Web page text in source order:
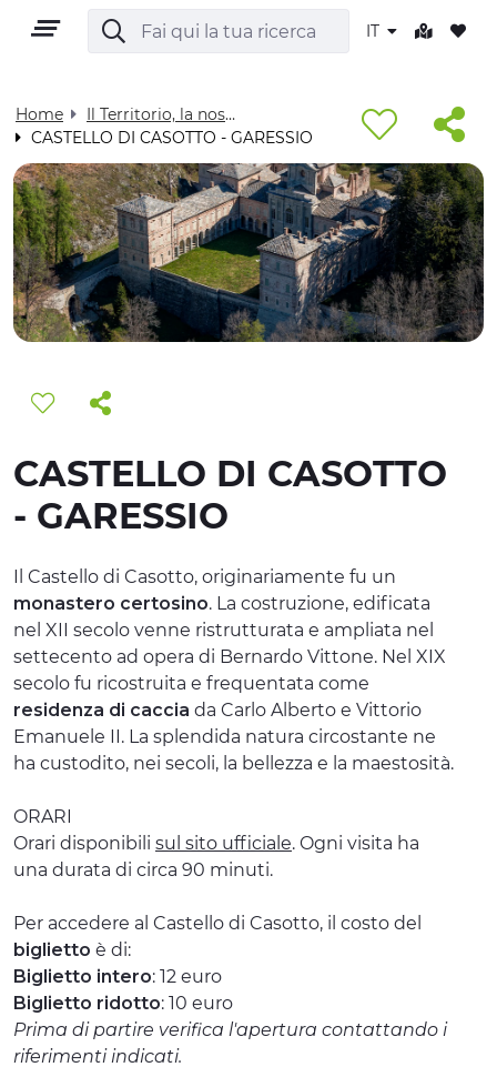
IT
IT
TERRITORIO
NATURA E BENESSERE
ESPERIENZE
EVENTI
OFFERTE
ACCOGLIENZA
Home
Il Territorio, la nostra casa - Visit Cuneese
CASTELLO DI CASOTTO - GARESSIO
CASTELLO DI CASOTTO
- GARESSIO
Il Castello di Casotto, originariamente fu un
monastero certosino. La costruzione, edificata
nel XII secolo venne ristrutturata e ampliata nel
settecento ad opera di Bernardo Vittone. Nel XIX
secolo fu ricostruita e frequentata come
residenza di caccia da Carlo Alberto e Vittorio
Emanuele II. La splendida natura circostante ne
ha custodito, nei secoli, la bellezza e la maestosità.
ORARI
Orari disponibili sul sito ufficiale. Ogni visita ha
una durata di circa 90 minuti.
Per accedere al Castello di Casotto, il costo del
biglietto è di:
Biglietto intero: 12 euro
Biglietto ridotto: 10 euro
Prima di partire verifica l'apertura contattando i
riferimenti indicati.